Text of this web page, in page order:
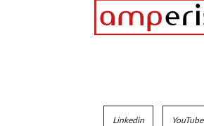
Linkedin YouTube